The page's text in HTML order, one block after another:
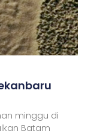
minggu di
Batam